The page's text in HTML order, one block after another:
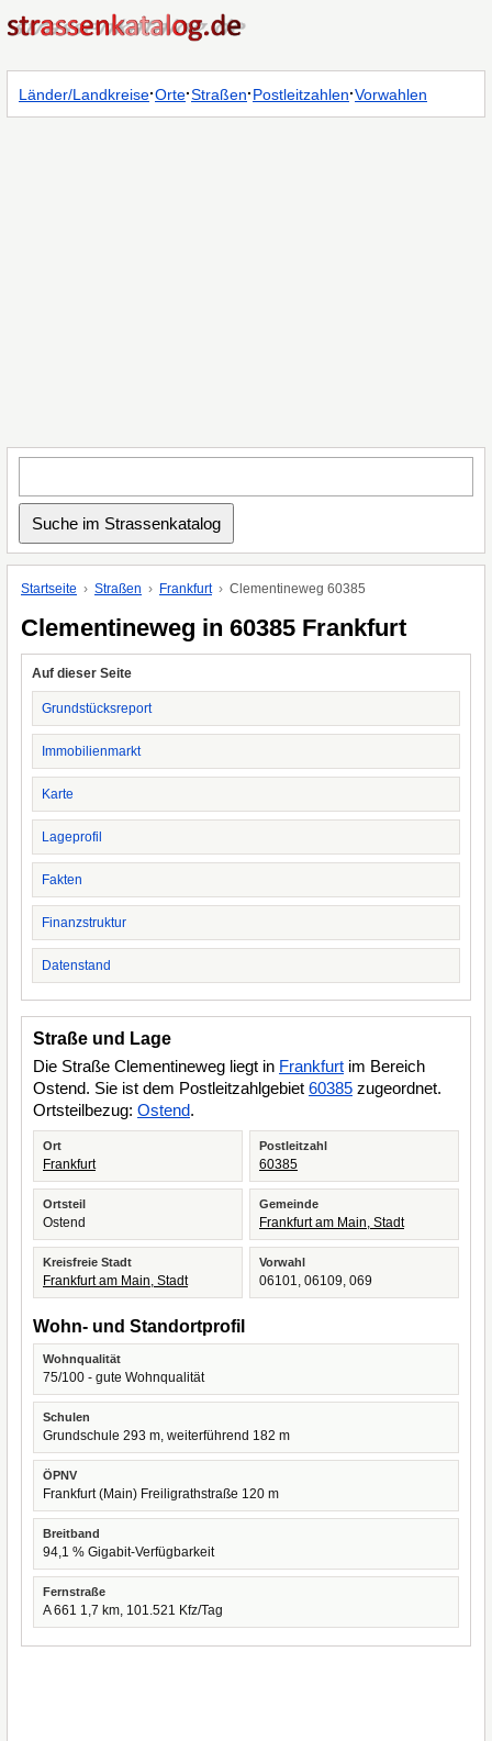
Länder/Landkreise·Orte·Straßen·Postleitzahlen·Vorwahlen
Startseite Straßen Frankfurt Clementineweg 60385
Clementineweg in 60385 Frankfurt
Auf dieser Seite
Grundstücksreport
Immobilienmarkt
Karte
Lageprofil
Fakten
Finanzstruktur
Datenstand
Straße und Lage
Die Straße Clementineweg liegt in Frankfurt im Bereich
Ostend. Sie ist dem Postleitzahlgebiet 60385 zugeordnet.
Ortsteilbezug: Ostend.
Ort
Frankfurt
Postleitzahl
60385
Ortsteil
Ostend
Gemeinde
Frankfurt am Main, Stadt
Kreisfreie Stadt
Frankfurt am Main, Stadt
Vorwahl
06101, 06109, 069
Wohn- und Standortprofil
Wohnqualität
75/100 - gute Wohnqualität
Schulen
Grundschule 293 m, weiterführend 182 m
ÖPNV
Frankfurt (Main) Freiligrathstraße 120 m
Breitband
94,1 % Gigabit-Verfügbarkeit
Fernstraße
A 661 1,7 km, 101.521 Kfz/Tag